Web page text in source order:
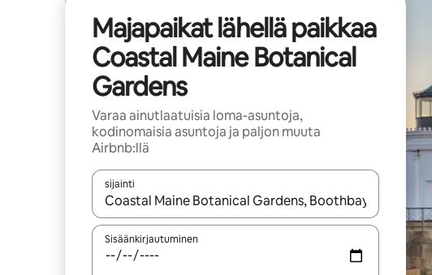
Majapaikat lähellä paikkaa
Coastal Maine Botanical
Gardens
Varaa ainutlaatuisia loma-asuntoja,
kodinomaisia asuntoja ja paljon muuta
Airbnb:llä
sijainti
Kun tulokset ovat saatavilla, navigoi ylös- ja alas-
Sisäänkirjautuminen